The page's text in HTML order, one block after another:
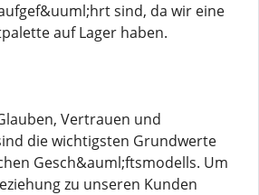
sind, da wir eine
auf Lager haben.
Vertrauen und
die wichtigsten Grundwerte
Gesch&auml;ftsmodells. Um
zu unseren Kunden